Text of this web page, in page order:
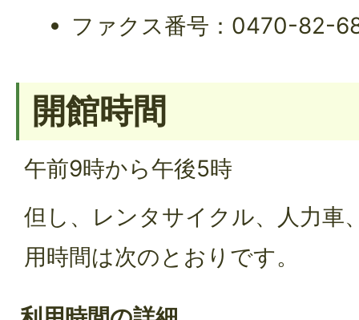
ファクス番号：0470-82-
開館時間
午前9時から午後5時
但し、レンタサイクル、人力車
用時間は次のとおりです。